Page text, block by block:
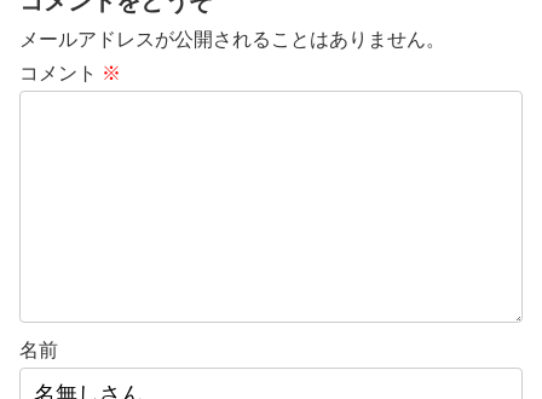
メールアドレスが公開されることはありません。
コメント ※
名前